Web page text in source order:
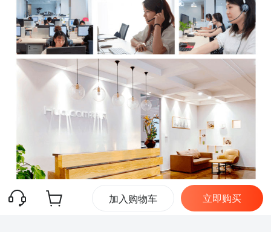
加入购物车 立即购买